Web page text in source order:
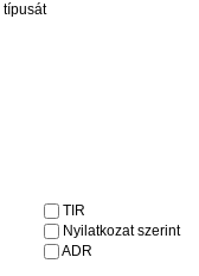
TIR
Nyilatkozat szerint
ADR